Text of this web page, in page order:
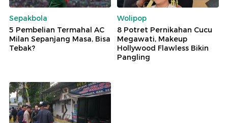
Sepakbola
5 Pembelian Termahal AC
Milan Sepanjang Masa, Bisa
Tebak?
Wolipop
8 Potret Pernikahan Cucu
Megawati, Makeup
Hollywood Flawless Bikin
Pangling